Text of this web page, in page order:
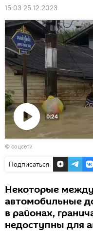
15:03 25.12.2023
Воспроизвести
видео
0:24
© соцсети
Подписаться
Некоторые
автомобильные
в районах,
недоступны для